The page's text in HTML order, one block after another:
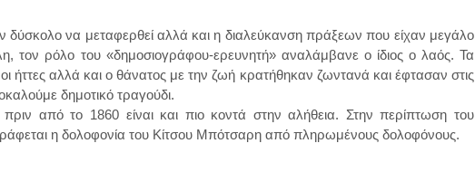
δύσκολο να μεταφερθεί αλλά και η διαλεύκανση πράξεων που είχαν μεγάλο
τον ρόλο του «δημοσιογράφου-ερευνητή» αναλάμβανε ο ίδιος ο λαός. Τα
ήττες αλλά και ο θάνατος με την ζωή κρατήθηκαν ζωντανά και έφτασαν στις
δημοτικό τραγούδι.
πριν από το 1860 είναι και πιο κοντά στην αλήθεια. Στην περίπτωση του
η δολοφονία του Κίτσου Μπότσαρη από πληρωμένους δολοφόνους.